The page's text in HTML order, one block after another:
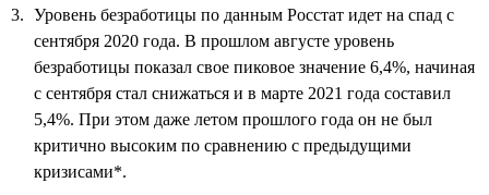
Уровень безработицы по данным Росстат идет на спад с
сентября 2020 года. В прошлом августе уровень
безработицы показал свое пиковое значение 6,4%, начиная
с сентября стал снижаться и в марте 2021 года составил
5,4%. При этом даже летом прошлого года он не был
критично высоким по сравнению с предыдущими
кризисами*.